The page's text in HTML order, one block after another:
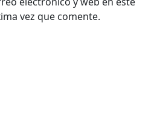
vez que comente.